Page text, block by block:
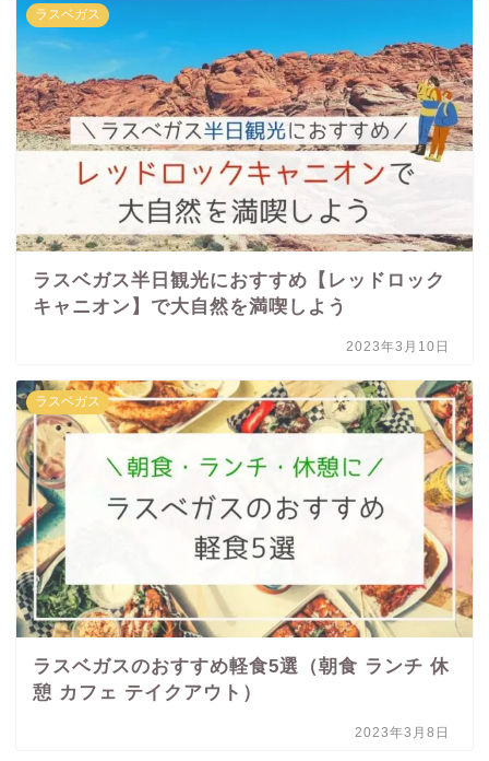
ラスベガス
ラスベガス半日観光におすすめ【レッドロック
キャニオン】で大自然を満喫しよう
2023年3月10日
ラスベガス
ラスベガスのおすすめ軽食5選（朝食 ランチ 休
憩 カフェ テイクアウト）
2023年3月8日